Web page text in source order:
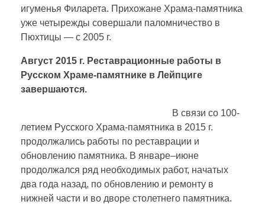
игуменья Филарета. Прихожане Храма-памятника
уже четырежды совершали паломничество в
Пюхтицы — с 2005 г.
Август 2015 г. Реставрационные работы в
Русском Храме-памятнике в Лейпциге
завершаются.
В связи со 100-
летием Русского Храма-памятника в 2015 г.
продолжались работы по реставрации и
обновлению памятника. В январе–июне
продолжался ряд необходимых работ, начатых
два года назад, по обновлению и ремонту в
нижней части и во дворе столетнего памятника.